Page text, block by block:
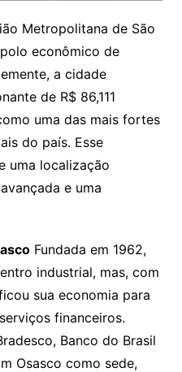
Metropolitana de São
econômico de
a cidade
de R$ 86,111
uma das mais fortes
do país. Esse
uma localização
e uma
Fundada em 1962,
industrial, mas, com
sua economia para
financeiros.
Banco do Brasil
Osasco como sede,